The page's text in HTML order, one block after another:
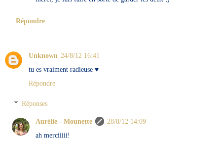
Répondre
Unknown 24/8/12 16:41
tu es vraiment radieuse ♥
Répondre
Réponses
Aurélie - Mounette
28/8/12 14:09
ah merciiiii!